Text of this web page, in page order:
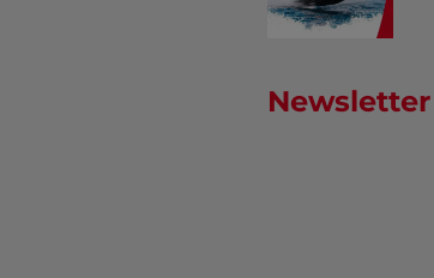
Newsletter